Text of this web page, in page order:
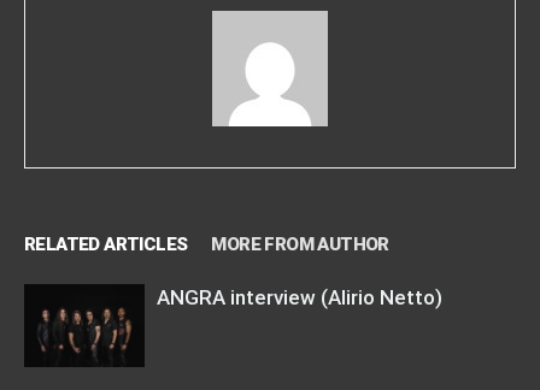
RELATED ARTICLES MORE FROM AUTHOR
ANGRA interview (Alirio Netto)